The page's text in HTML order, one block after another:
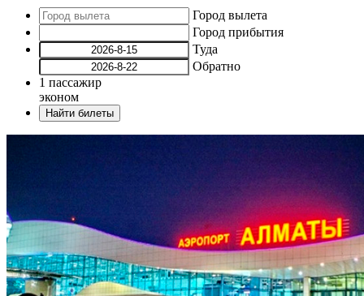
Город вылета
Город прибытия
Туда
Обратно
1 пассажир
эконом
Найти билеты